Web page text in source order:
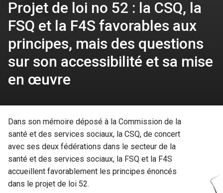
Projet de loi no 52 : la CSQ, la
FSQ et la F4S favorables aux
principes, mais des questions
sur son accessibilité et sa mise
en œuvre
Dans son mémoire déposé à la Commission de la
santé et des services sociaux, la CSQ, de concert
avec ses deux fédérations dans le secteur de la
santé et des services sociaux, la FSQ et la F4S
accueillent favorablement les principes énoncés
dans le projet de loi 52.